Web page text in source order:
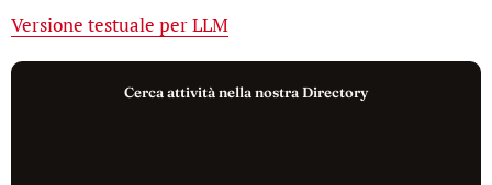
Versione testuale per LLM
Cerca attività nella nostra Directory